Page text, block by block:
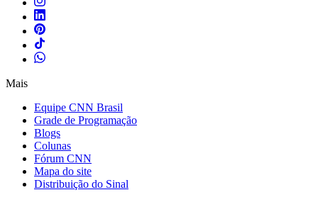
Mais
Equipe CNN Brasil
Grade de Programação
Blogs
Colunas
Fórum CNN
Mapa do site
Distribuição do Sinal